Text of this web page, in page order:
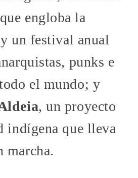
engloba la
un festival anual
punks e
el mundo; y
, un proyecto
indígena que lleva
marcha.